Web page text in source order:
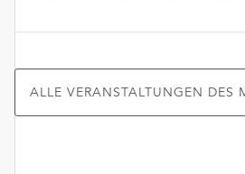
ALLE VERANSTALTUNGEN DES